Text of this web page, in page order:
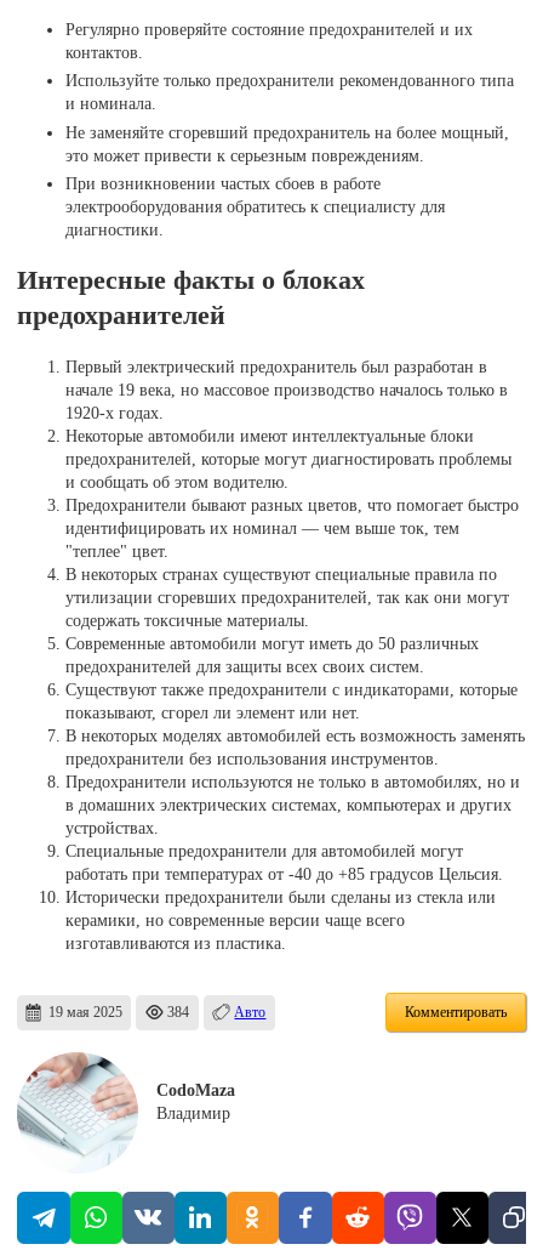
Регулярно проверяйте состояние предохранителей и их
контактов.
Используйте только предохранители рекомендованного типа
и номинала.
Не заменяйте сгоревший предохранитель на более мощный,
это может привести к серьезным повреждениям.
При возникновении частых сбоев в работе
электрооборудования обратитесь к специалисту для
диагностики.
Интересные факты о блоках
предохранителей
Первый электрический предохранитель был разработан в
начале 19 века, но массовое производство началось только в
1920-х годах.
Некоторые автомобили имеют интеллектуальные блоки
предохранителей, которые могут диагностировать проблемы
и сообщать об этом водителю.
Предохранители бывают разных цветов, что помогает быстро
идентифицировать их номинал — чем выше ток, тем
"теплее" цвет.
В некоторых странах существуют специальные правила по
утилизации сгоревших предохранителей, так как они могут
содержать токсичные материалы.
Современные автомобили могут иметь до 50 различных
предохранителей для защиты всех своих систем.
Существуют также предохранители с индикаторами, которые
показывают, сгорел ли элемент или нет.
В некоторых моделях автомобилей есть возможность заменять
предохранители без использования инструментов.
Предохранители используются не только в автомобилях, но и
в домашних электрических системах, компьютерах и других
устройствах.
Специальные предохранители для автомобилей могут
работать при температурах от -40 до +85 градусов Цельсия.
Исторически предохранители были сделаны из стекла или
керамики, но современные версии чаще всего
изготавливаются из пластика.
19 мая 2025 384 Авто Комментировать
CodoMaza
Владимир